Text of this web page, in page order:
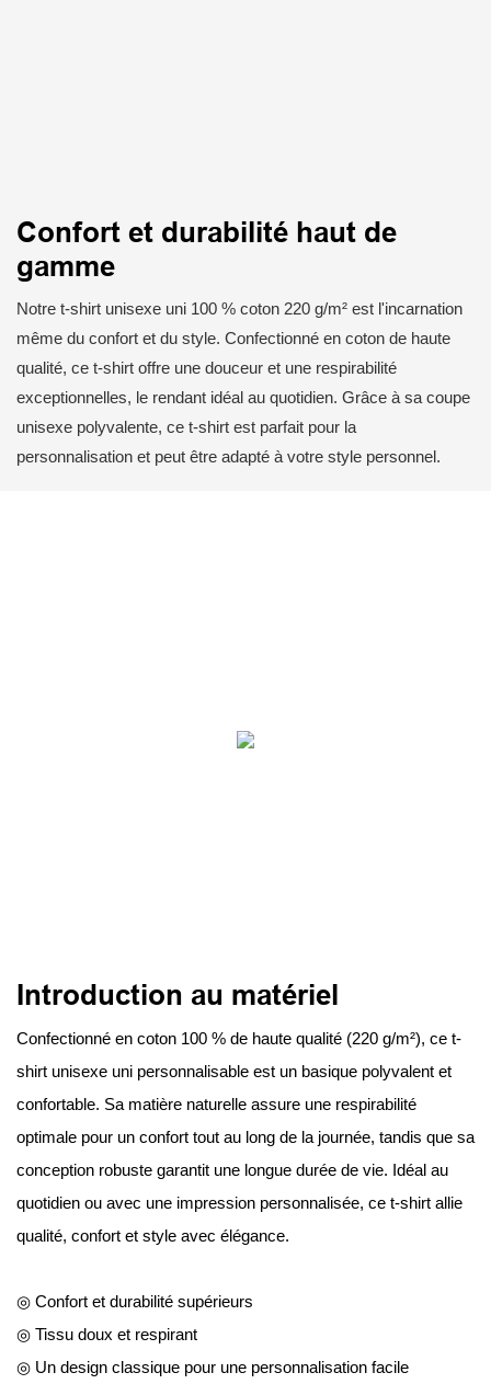
Confort et durabilité haut de
gamme
Notre t-shirt unisexe uni 100 % coton 220 g/m² est l'incarnation
même du confort et du style. Confectionné en coton de haute
qualité, ce t-shirt offre une douceur et une respirabilité
exceptionnelles, le rendant idéal au quotidien. Grâce à sa coupe
unisexe polyvalente, ce t-shirt est parfait pour la
personnalisation et peut être adapté à votre style personnel.
Introduction au matériel
Confectionné en coton 100 % de haute qualité (220 g/m²), ce t-
shirt unisexe uni personnalisable est un basique polyvalent et
confortable. Sa matière naturelle assure une respirabilité
optimale pour un confort tout au long de la journée, tandis que sa
conception robuste garantit une longue durée de vie. Idéal au
quotidien ou avec une impression personnalisée, ce t-shirt allie
qualité, confort et style avec élégance.
◎ Confort et durabilité supérieurs
◎ Tissu doux et respirant
◎ Un design classique pour une personnalisation facile